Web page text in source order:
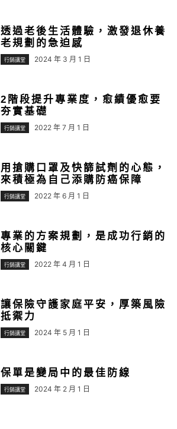
透過老後生活體驗，激發退休養
老規劃的急迫感
行銷講堂 2024 年 3 月 1 日
2階段提升專業度，愈績優愈要
夯實基礎
行銷講堂 2022 年 7 月 1 日
用搶購口罩及快篩試劑的心態，
來積極為自己添購防癌保障
行銷講堂 2022 年 6 月 1 日
專業的方案規劃，是成功行銷的
核心關鍵
行銷講堂 2022 年 4 月 1 日
讓保險守護家庭平安，厚築風險
抵禦力
行銷講堂 2024 年 5 月 1 日
保單是變局中的最佳防線
行銷講堂 2024 年 2 月 1 日